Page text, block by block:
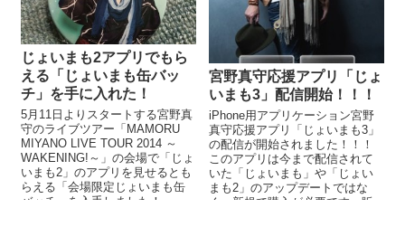
じょいまも2アプリでもら
える「じょいまも缶バッ
チ」を手に入れた！
5月11日よりスタートする宮野真
守のライブツアー「MAMORU
MIYANO LIVE TOUR 2014 ～
WAKENING!～」の会場で「じょ
いまも2」のアプリを見せるとも
らえる「会場限定じょいまも缶
バッチ」を入手しました！ ...
宮野真守応援アプリ「じょ
いまも3」配信開始！！！
iPhone用アプリケーション宮野
真守応援アプリ「じょいまも3」
の配信が開始されました！！！
このアプリは今まで配信されて
いた「じょいまも」や「じょい
まも2」のアップデートではな
く、新規で購入が必要です。販